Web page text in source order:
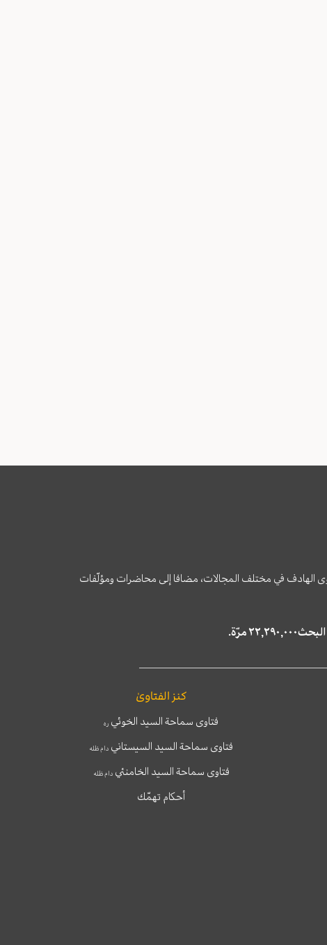
الهادف في مختلف المجالات، مضافا إلى محاضرات ومؤلّفات
كنز الفتاوىٰ
فتاوى سماحة السيد الخوئي ره
فتاوى سماحة السيد السيستاني دام ظله
فتاوى سماحة السيد الخامنئيدام ظله
أحكام تهمّك